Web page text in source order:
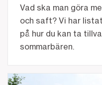
Vad ska man göra
och saft? Vi har
på hur du kan ta
sommarbären.
Sju svenska